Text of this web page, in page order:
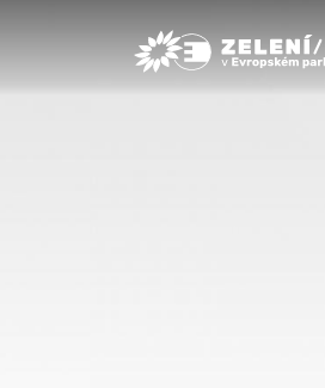
Greens/EFA Home